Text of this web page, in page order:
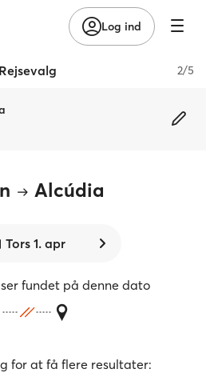
Log ind
Rejsevalg 2/5
Alcúdia
Tors 1. apr
fundet på denne dato
for at få flere resultater: